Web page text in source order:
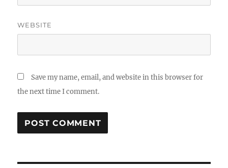
WEBSITE
Save my name, email, and website in this browser for
the next time I comment.